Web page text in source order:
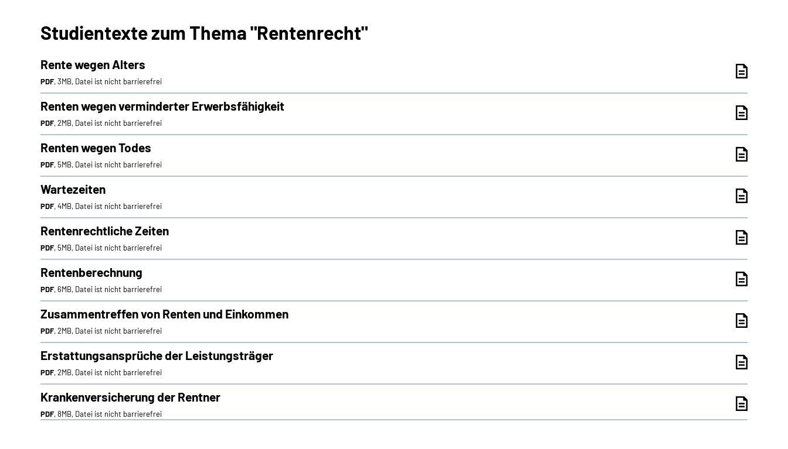
Studientexte zum Thema "Rentenrecht"
Rente wegen Alters
PDF, 3MB, Datei ist nicht barrierefrei
Renten wegen verminderter Erwerbsfähigkeit
PDF, 2MB, Datei ist nicht barrierefrei
Renten wegen Todes
PDF, 5MB, Datei ist nicht barrierefrei
Wartezeiten
PDF, 4MB, Datei ist nicht barrierefrei
Rentenrechtliche Zeiten
PDF, 5MB, Datei ist nicht barrierefrei
Rentenberechnung
PDF, 6MB, Datei ist nicht barrierefrei
Zusammentreffen von Renten und Einkommen
PDF, 2MB, Datei ist nicht barrierefrei
Erstattungsansprüche der Leistungsträger
PDF, 2MB, Datei ist nicht barrierefrei
Krankenversicherung der Rentner
PDF, 8MB, Datei ist nicht barrierefrei